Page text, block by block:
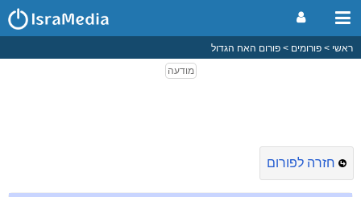
ראשי פורומים פורום האח הגדול
חזרה לפורום